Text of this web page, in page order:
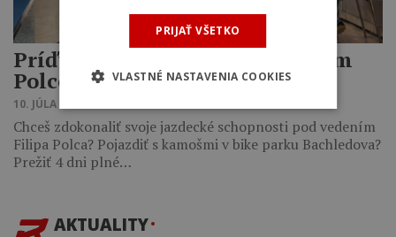
Príďte na bikový kemp s Filipom
Polcom!
10. JÚLA 2014 13:52
Chceš zdokonaliť svoje jazdecké schopnosti pod vedením
Filipa Polca? Pojazdiť s kamošmi v bike parku Bachledova?
Prežiť 4 dni plné…
AKTUALITY
PRIJAŤ VŠETKO
VLASTNÉ NASTAVENIA COOKIES